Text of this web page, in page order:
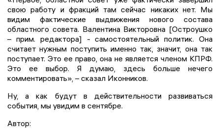
свою работу и фракций там сейчас никаких нет. Мы
видим фактические выдвижения нового состава
областного совета. Валентина Викторовна [Остроушко
– прим. редактора] - самостоятельный политик. Она
считает нужным поступить именно так, значит, она так
поступает. Это ее право, она не является членом КПРФ.
Это ее выбор. Я думаю, здесь больше нечего
комментировать», – сказал Иконников.
Ну, а как будут в действительности развиваться
события, мы увидим в сентябре.
Автор: